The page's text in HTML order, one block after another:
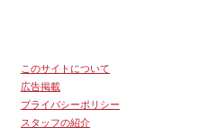
このサイトについて
広告掲載
プライバシーポリシー
スタッフの紹介